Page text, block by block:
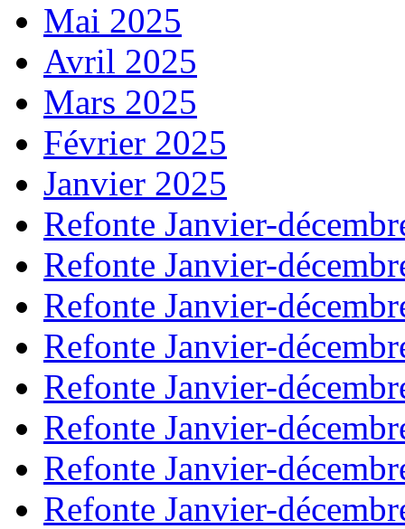
Mai 2025
Avril 2025
Mars 2025
Février 2025
Janvier 2025
Refonte Janvier-
Refonte Janvier-
Refonte Janvier-
Refonte Janvier-
Refonte Janvier-
Refonte Janvier-
Refonte Janvier-
Refonte Janvier-